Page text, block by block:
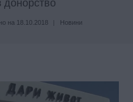
донорство
на 18.10.2018 Новини